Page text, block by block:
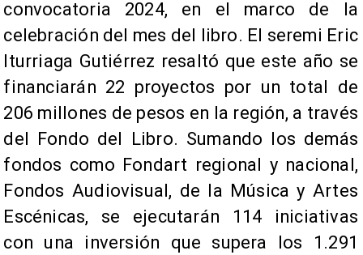
convocatoria 2024, en el marco de la
celebración del mes del libro. El seremi Eric
Iturriaga Gutiérrez resaltó que este año se
financiarán 22 proyectos por un total de
206 millones de pesos en la región, a través
del Fondo del Libro. Sumando los demás
fondos como Fondart regional y nacional,
Fondos Audiovisual, de la Música y Artes
Escénicas, se ejecutarán 114 iniciativas
con una inversión que supera los 1.291